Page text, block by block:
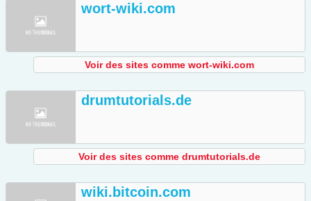
wort-wiki.com
Voir des sites comme wort-wiki.com
drumtutorials.de
Voir des sites comme drumtutorials.de
wiki.bitcoin.com